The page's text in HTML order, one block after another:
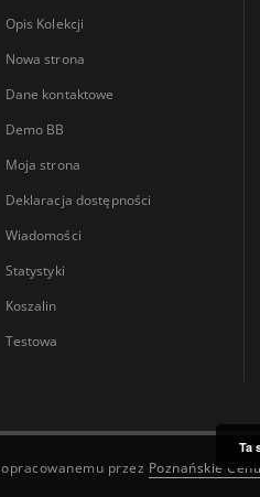
Opis Kolekcji
Nowa strona
Dane kontaktowe
Demo BB
Moja strona
Deklaracja dostępności
Wiadomości
Statystyki
Koszalin
Testowa
opracowanemu przez Poznańskie
Ta